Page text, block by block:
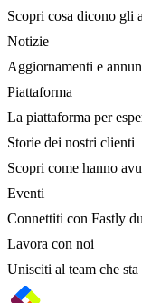
Scopri cosa dicono gli
Notizie
Aggiornamenti e
Piattaforma
La piattaforma per
Storie dei nostri clienti
Scopri come hanno
Eventi
Connettiti con Fastly
Lavora con noi
Unisciti al team che